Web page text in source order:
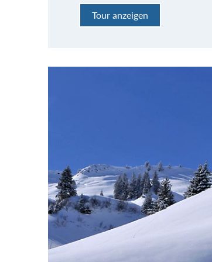
Tour anzeigen